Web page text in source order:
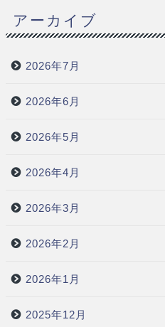
アーカイブ
2026年7月
2026年6月
2026年5月
2026年4月
2026年3月
2026年2月
2026年1月
2025年12月